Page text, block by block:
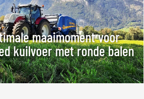
maaimoment voor
kuilvoer met ronde balen